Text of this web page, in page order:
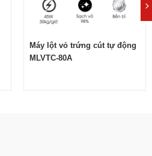
Máy lột vỏ trứng cút tự động
MLVTC-80A